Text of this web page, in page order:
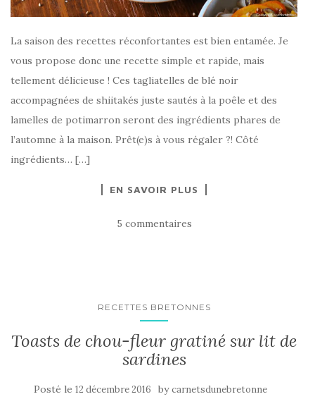
La saison des recettes réconfortantes est bien entamée. Je
vous propose donc une recette simple et rapide, mais
tellement délicieuse ! Ces tagliatelles de blé noir
accompagnées de shiitakés juste sautés à la poêle et des
lamelles de potimarron seront des ingrédients phares de
l’automne à la maison. Prêt(e)s à vous régaler ?! Côté
ingrédients… […]
EN SAVOIR PLUS
5 commentaires
RECETTES BRETONNES
Toasts de chou-fleur gratiné sur lit de
sardines
Posté le 12 décembre 2016 bycarnetsdunebretonne